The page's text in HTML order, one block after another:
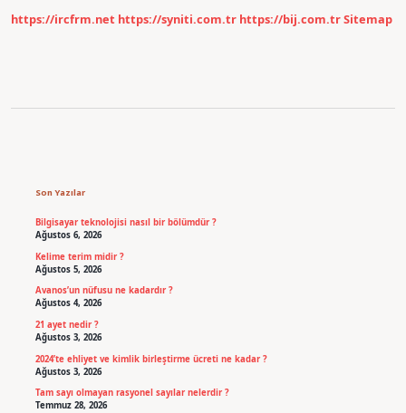
https://ircfrm.net https://syniti.com.tr https://bij.com.trSitemap
Son Yazılar
Bilgisayar teknolojisi nasıl bir bölümdür ?
Ağustos 6, 2026
Kelime terim midir ?
Ağustos 5, 2026
Avanos’un nüfusu ne kadardır ?
Ağustos 4, 2026
21 ayet nedir ?
Ağustos 3, 2026
2024’te ehliyet ve kimlik birleştirme ücreti ne kadar ?
Ağustos 3, 2026
Tam sayı olmayan rasyonel sayılar nelerdir ?
Temmuz 28, 2026